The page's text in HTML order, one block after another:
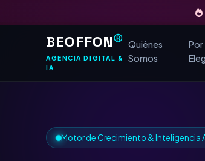
BEOFFONⓇ
AGENCIA DIGITAL &
IA
Quiénes
Somos
Por
Motor de Crecimiento & Inteligencia